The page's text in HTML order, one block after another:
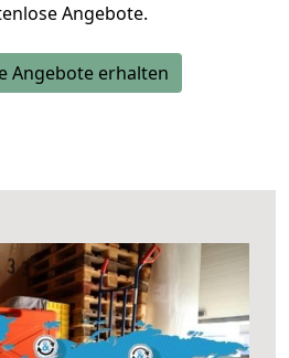
Angebote.
Angebote erhalten